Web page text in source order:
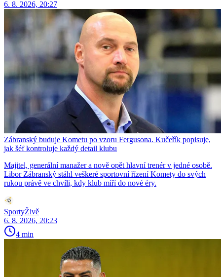
6. 8. 2026, 20:27
Zábranský buduje Kometu po vzoru Fergusona. Kučeřík popisuje,
jak šéf kontroluje každý detail klubu
Majitel, generální manažer a nově opět hlavní trenér v jedné osobě.
Libor Zábranský stáhl veškeré sportovní řízení Komety do svých
rukou právě ve chvíli, kdy klub míří do nové éry.
SportyŽivě
6. 8. 2026, 20:23
4 min